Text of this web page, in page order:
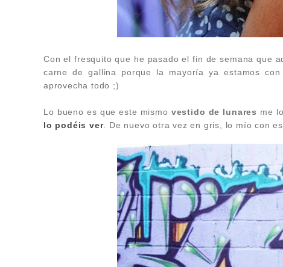
Con el fresquito que he pasado el fin de semana que
carne de gallina porque la mayoría ya estamos
aprovecha todo ;)
Lo bueno es que este mismo vestido de lunares me
lo podéis ver. De nuevo otra vez en gris, lo mío con